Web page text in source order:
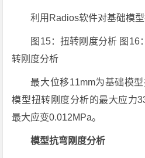
利用Radios软件对基础模
图15：扭转刚度分析 图16
转刚度分析
最大位移11mm为基础模
模型扭转刚度分析的最大应力
最大应变0.012MPa。
模型抗弯刚度分析